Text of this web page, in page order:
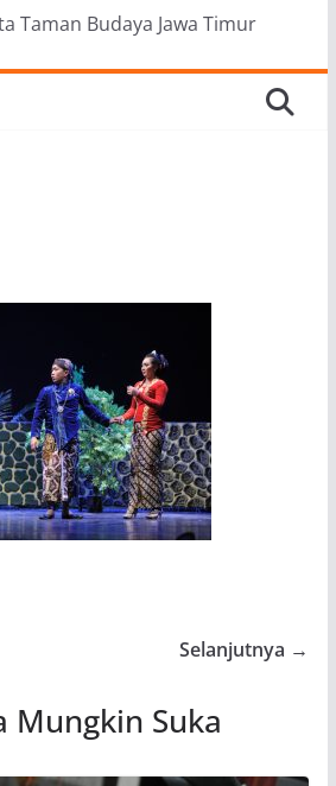
Taman Budaya Jawa Timur
Selanjutnya →
Mungkin Suka